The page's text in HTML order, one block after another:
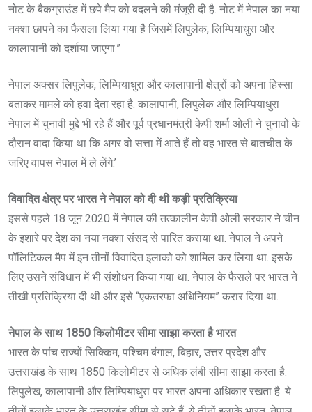
नोट के बैकग्राउंड में छपे मैप को बदलने की मंजूरी दी है. नोट में नेपाल का नया
नक्शा छापने का फैसला लिया गया है जिसमें लिपुलेक, लिम्पियाधुरा और
कालापानी को दर्शाया जाएगा.”
नेपाल अक्सर लिपुलेक, लिम्पियाधुरा और कालापानी क्षेत्रों को अपना हिस्सा
बताकर मामले को हवा देता रहा है. कालापानी, लिपुलेक और लिम्पियाधुरा
नेपाल में चुनावी मुद्दे भी रहे हैं और पूर्व प्रधानमंत्री केपी शर्मा ओली ने चुनावों के
दौरान वादा किया था कि अगर वो सत्ता में आते हैं तो वह भारत से बातचीत के
जरिए वापस नेपाल में ले लेंगे.’
विवादित क्षेत्र पर भारत ने नेपाल को दी थी कड़ी प्रतिक्रिया
इससे पहले 18 जून 2020 में नेपाल की तत्कालीन केपी ओली सरकार ने चीन
के इशारे पर देश का नया नक्शा संसद से पारित कराया था. नेपाल ने अपने
पॉलिटिकल मैप में इन तीनों विवादित इलाको को शामिल कर लिया था. इसके
लिए उसने संविधान में भी संशोधन किया गया था. नेपाल के फैसले पर भारत ने
तीखी प्रतिक्रिया दी थी और इसे “एकतरफा अधिनियम” करार दिया था.
नेपाल के साथ 1850 किलोमीटर सीमा साझा करता है भारत
भारत के पांच राज्यों सिक्किम, पश्चिम बंगाल, बिहार, उत्तर प्रदेश और
उत्तराखंड के साथ 1850 किलोमीटर से अधिक लंबी सीमा साझा करता है.
लिपुलेख, कालापानी और लिम्पियाधुरा पर भारत अपना अधिकार रखता है. ये